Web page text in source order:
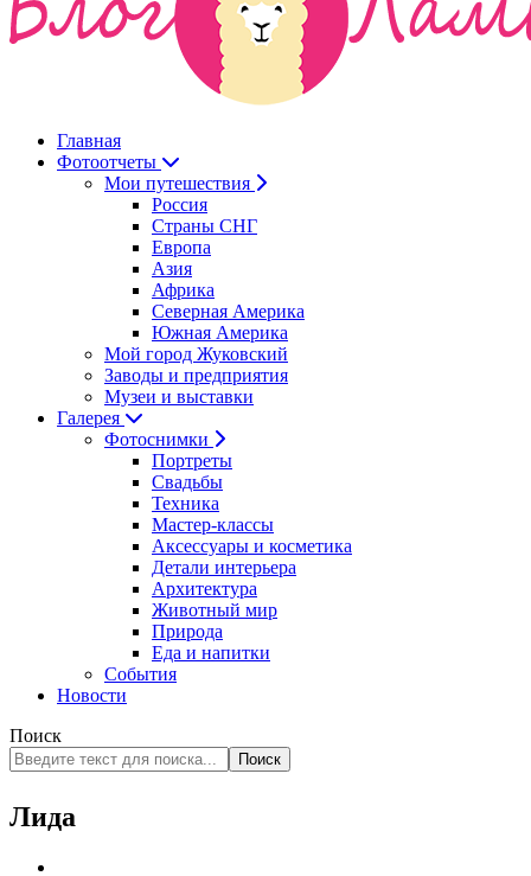
Главная
Фотоотчеты
Мои путешествия
Россия
Страны СНГ
Европа
Азия
Африка
Северная Америка
Южная Америка
Мой город Жуковский
Заводы и предприятия
Музеи и выставки
Галерея
Фотоснимки
Портреты
Свадьбы
Техника
Мастер-классы
Аксессуары и косметика
Детали интерьера
Архитектура
Животный мир
Природа
Еда и напитки
События
Новости
Поиск
Поиск
Лида